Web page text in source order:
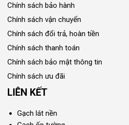
Chính sách bảo hành
Chính sách vận chuyển
Chính sách đổi trả, hoàn tiền
Chính sách thanh toán
Chính sách bảo mật thông tin
Chính sách ưu đãi
LIÊN KẾT
Gạch lát nền